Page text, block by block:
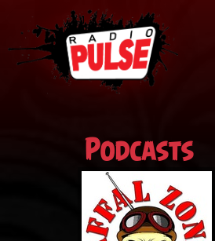
Podcasts